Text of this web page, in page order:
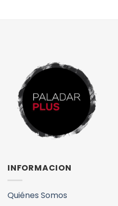
INFORMACION
Quiénes Somos